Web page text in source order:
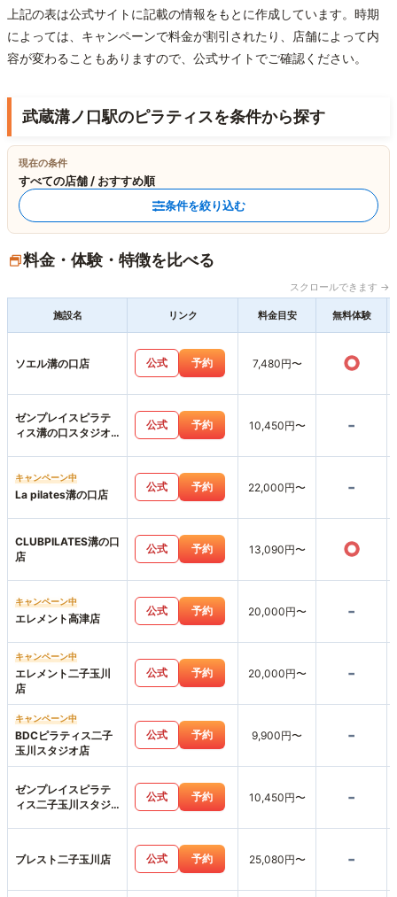
上記の表は公式サイトに記載の情報をもとに作成しています。時期
によっては、キャンペーンで料金が割引されたり、店舗によって内
容が変わることもありますので、公式サイトでご確認ください。
武蔵溝ノ口駅のピラティスを条件から探す
現在の条件
すべての店舗 / おすすめ順
条件を絞り込む
料金・体験・特徴を比べる
スクロールできます →
施設名 リンク 料金目安 無料体験
ソエル溝の口店 公式 予約 7,480円〜 ○
ゼンプレイスピラテ
ィス溝の口スタジオ
公式 予約 10,450円〜 -
キャンペーン中
La pilates溝の口店
公式 予約 22,000円〜 -
CLUBPILATES溝の口
店
公式 予約 13,090円〜 ○
キャンペーン中
エレメント高津店
公式 予約 20,000円〜 -
キャンペーン中
エレメント二子玉川
店
公式 予約 20,000円〜 -
キャンペーン中
BDCピラティス二子
玉川スタジオ店
公式 予約 9,900円〜 -
ゼンプレイスピラテ
ィス二子玉川スタジ
公式 予約 10,450円〜 -
ブレスト二子玉川店 公式 予約 25,080円〜 -